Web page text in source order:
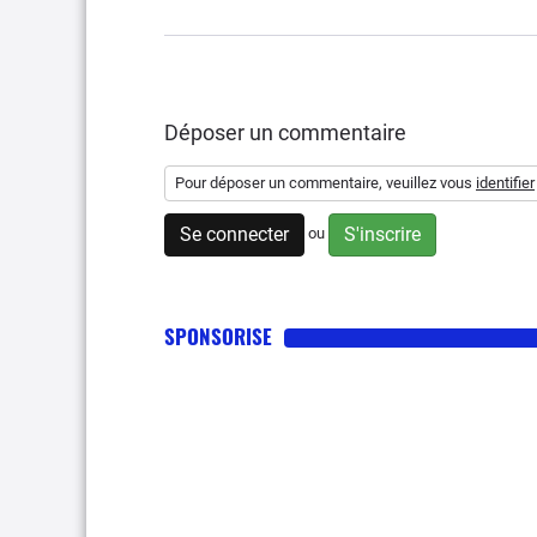
Déposer un commentaire
Pour déposer un commentaire, veuillez vous identifier
Se connecter ou S'inscrire
SPONSORISE